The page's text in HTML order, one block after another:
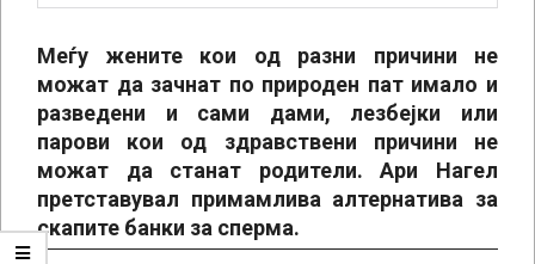
Меѓу жените кои од разни причини не
можат да зачнат по природен пат имало и
разведени и сами дами, лезбејки или
парови кои од здравствени причини не
можат да станат родители. Ари Нагел
претставувал примамлива алтернатива за
скапите банки за сперма.